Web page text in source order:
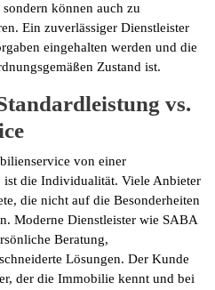
können auch zu
Ein zuverlässiger Dienstleister
eingehalten werden und die
Zustand ist.
vs.
von einer
ist die Individualität. Viele Anbieter
die nicht auf die Besonderheiten
Moderne Dienstleister wie SABA
Beratung,
Lösungen. Der Kunde
der die Immobilie kennt und bei